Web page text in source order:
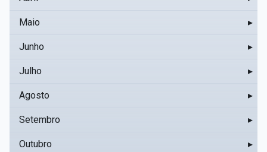
Maio ▸
Junho ▸
Julho ▸
Agosto ▸
Setembro ▸
Outubro ▸